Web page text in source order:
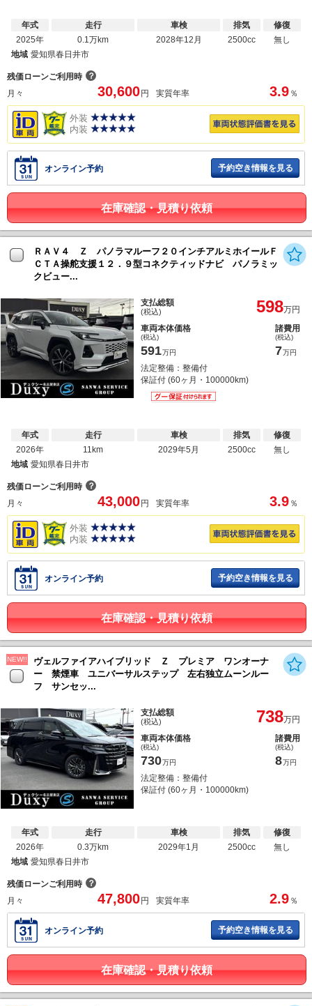
年式
2025年
走行
0.1万km
車検
2028年12月
排気
2500cc
修復
無し
地域 愛知県春日井市
残価ローンご利用時 ？
月々
30,600円 実質年率 3.9 ％
外装
内装
オンライン予約 予約空き情報を見る
在庫確認・見積り依頼
ＲＡＶ４ Ｚ パノラマルーフ２０インチアルミホイールＦ
ＣＴＡ操舵支援１２．９型コネクティッドナビ パノラミッ
クビュー...
支払総額
(税込) 598万円
車両本体価格
(税込)
591万円
諸費用
(税込)
7万円
法定整備：整備付
保証付 (60ヶ月・100000km)
年式
2026年
走行
11km
車検
2029年5月
排気
2500cc
修復
無し
地域 愛知県春日井市
残価ローンご利用時 ？
月々
43,000 円 実質年率 3.9 ％
外装
内装
オンライン予約 予約空き情報を見る
在庫確認・見積り依頼
NEW!!
ヴェルファイアハイブリッド Ｚ プレミア ワンオーナ
ー 禁煙車 ユニバーサルステップ 左右独立ムーンルー
フ サンセッ...
支払総額
(税込) 738万円
車両本体価格
(税込)
730万円
諸費用
(税込)
8万円
法定整備：整備付
保証付 (60ヶ月・100000km)
年式
2026年
走行
0.3万km
車検
2029年1月
排気
2500cc
修復
無し
地域 愛知県春日井市
残価ローンご利用時 ？
月々
47,800円 実質年率 2.9 ％
オンライン予約 予約空き情報を見る
在庫確認・見積り依頼